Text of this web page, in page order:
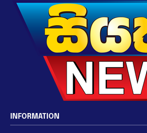
INFORMATION